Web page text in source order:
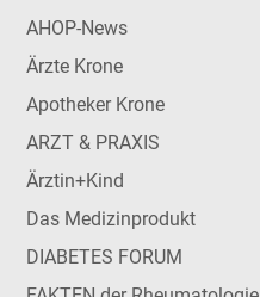
AHOP-News
Ärzte Krone
Apotheker Krone
ARZT & PRAXIS
Ärztin+Kind
Das Medizinprodukt
DIABETES FORUM